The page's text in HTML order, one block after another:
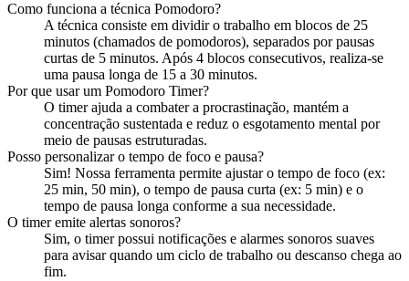
Como funciona a técnica Pomodoro?
A técnica consiste em dividir o trabalho em blocos de 25
minutos (chamados de pomodoros), separados por pausas
curtas de 5 minutos. Após 4 blocos consecutivos, realiza-se
uma pausa longa de 15 a 30 minutos.
Por que usar um Pomodoro Timer?
O timer ajuda a combater a procrastinação, mantém a
concentração sustentada e reduz o esgotamento mental por
meio de pausas estruturadas.
Posso personalizar o tempo de foco e pausa?
Sim! Nossa ferramenta permite ajustar o tempo de foco (ex:
25 min, 50 min), o tempo de pausa curta (ex: 5 min) e o
tempo de pausa longa conforme a sua necessidade.
O timer emite alertas sonoros?
Sim, o timer possui notificações e alarmes sonoros suaves
para avisar quando um ciclo de trabalho ou descanso chega ao
fim.